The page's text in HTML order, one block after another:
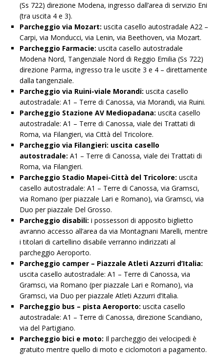
(Ss 722) direzione Modena, ingresso dall’area di servizio Eni
(tra uscita 4 e 3).
Parcheggio via Mozart: uscita casello autostradale A22 –
Carpi, via Monducci, via Lenin, via Beethoven, via Mozart.
Parcheggio Farmacie: uscita casello autostradale
Modena Nord, Tangenziale Nord di Reggio Emilia (Ss 722)
direzione Parma, ingresso tra le uscite 3 e 4 – direttamente
dalla tangenziale.
Parcheggio via Ruini-viale Morandi: uscita casello
autostradale: A1 – Terre di Canossa, via Morandi, via Ruini.
Parcheggio Stazione AV Mediopadana: uscita casello
autostradale: A1 – Terre di Canossa, viale dei Trattati di
Roma, via Filangieri, via Città del Tricolore.
Parcheggio via Filangieri: uscita casello
autostradale: A1 – Terre di Canossa, viale dei Trattati di
Roma, via Filangieri.
Parcheggio Stadio Mapei-Città del Tricolore: uscita
casello autostradale: A1 – Terre di Canossa, via Gramsci,
via Romano (per piazzale Lari e Romano), via Gramsci, via
Duo per piazzale Del Grosso.
Parcheggio disabili: i possessori di apposito biglietto
avranno accesso all’area da via Montagnani Marelli, mentre
i titolari di cartellino disabile verranno indirizzati al
parcheggio Aeroporto.
Parcheggio camper – Piazzale Atleti Azzurri d’Italia:
uscita casello autostradale: A1 – Terre di Canossa, via
Gramsci, via Romano (per piazzale Lari e Romano), via
Gramsci, via Duo per piazzale Atleti Azzurri d’Italia.
Parcheggio bus – pista Aeroporto: uscita casello
autostradale: A1 – Terre di Canossa, direzione Scandiano,
via del Partigiano.
Parcheggio bici e moto: Il parcheggio dei velocipedi è
gratuito mentre quello di moto e ciclomotori a pagamento.